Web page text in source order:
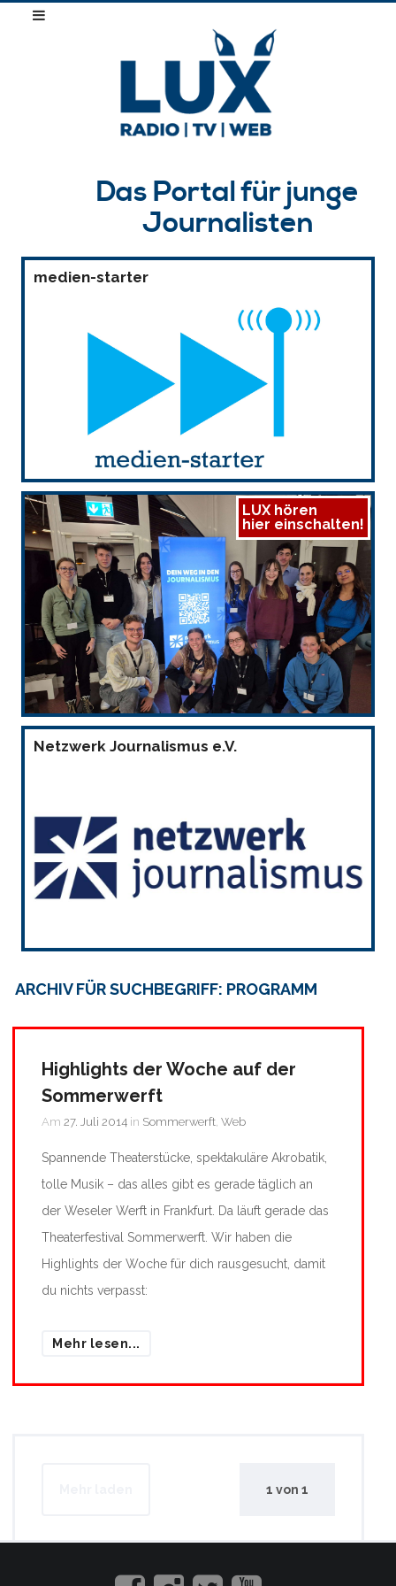
Das Portal für junge
Journalisten
medien-starter
LUX hören
hier einschalten!
Netzwerk Journalismus e.V.
ARCHIV FÜR SUCHBEGRIFF: PROGRAMM
Highlights der Woche auf der
Sommerwerft
Am 27. Juli 2014 in Sommerwerft Web
Spannende Theaterstücke, spektakuläre Akrobatik,
tolle Musik – das alles gibt es gerade täglich an
der Weseler Werft in Frankfurt. Da läuft gerade das
Theaterfestival Sommerwerft. Wir haben die
Highlights der Woche für dich rausgesucht, damit
du nichts verpasst:
Mehr lesen...
1 von 1